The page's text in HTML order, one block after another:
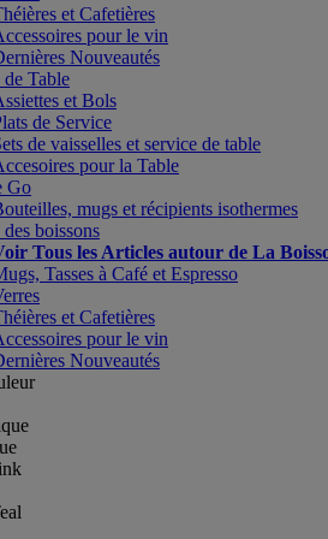
et Cafetières
pour le vin
Nouveautés
de Table
et Bols
de Service
de vaisselles et service de table
pour la Table
Go
mugs et récipients isothermes
boissons
Tous les Articles autour de La
Tasses à Café et Espresso
et Cafetières
pour le vin
Nouveautés